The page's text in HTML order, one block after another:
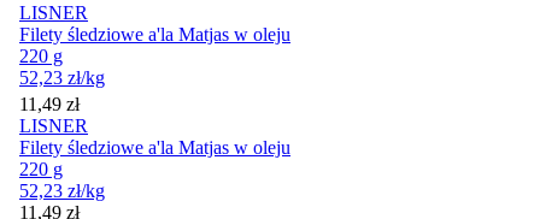
LISNER
Filety śledziowe a'la Matjas w oleju
220 g
52,23 zł/kg
Cena
11,49 zł
LISNER
Filety śledziowe a'la Matjas w oleju
220 g
52,23 zł/kg
Cena
11,49 zł